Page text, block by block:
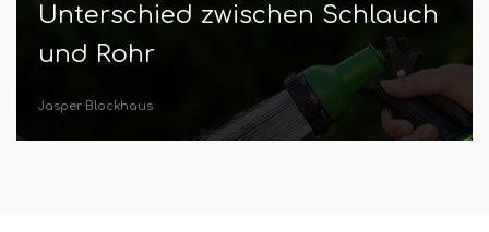
Unterschied zwischen
Unterkühlung und
Hyperthermie